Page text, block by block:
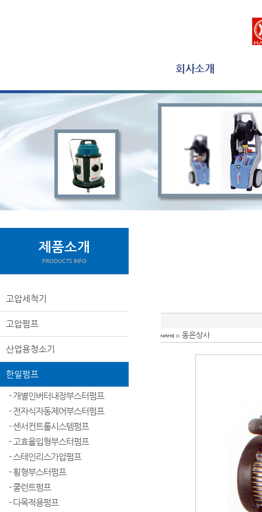
회사소개
제품소개
PRODUCTS INFO
고압세척기
고압펌프
산업용청소기
한일펌프
- 개별인버터내장부스터펌프
- 전자식자동제어부스터펌프
- 센서컨트롤시스템펌프
- 고효율입형부스터펌프
- 스테인리스가압펌프
- 횡형부스터펌프
- 쿨런트펌프
- 다목적용펌프
동은상사